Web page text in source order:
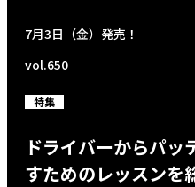
7月3日（金）発売！
vol.650
特集
ドライバーからパッ
すためのレッスンを